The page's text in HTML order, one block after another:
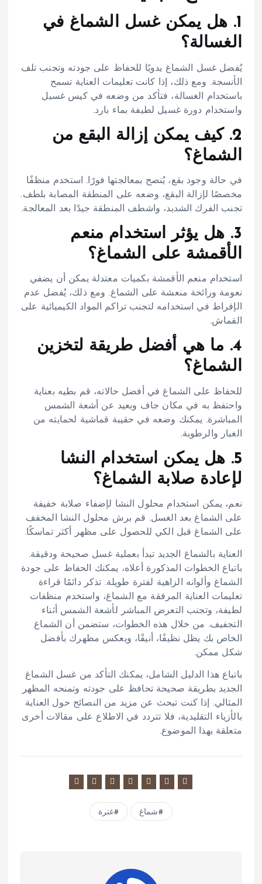
1. هل يمكن غسل الشماغ في
الغسالة؟
يُفضل غسل الشماغ يدويًا للحفاظ على جودته وتجنب تلف
الأنسجة. ومع ذلك، إذا كانت تعليمات العناية تسمح
باستخدام الغسالة، فتأكد من وضعه في كيس غسيل
واستخدام دورة غسيل لطيفة بماء بارد.
2. كيف يمكن إزالة البقع من
الشماغ؟
في حالة وجود بقع، يُنصح بمعالجتها فورًا. استخدم منظفًا
مخصصًا لإزالة البقع، وضعه على المنطقة المصابة بلطف.
تجنب الفرك الشديد، واشطف المنطقة جيدًا بعد المعالجة.
3. هل يؤثر استخدام منعم
الأقمشة على الشماغ؟
استخدام منعم الأقمشة بكميات معتدلة يمكن أن يضفي
نعومة ورائحة منعشة على الشماغ. ومع ذلك، يُفضل عدم
الإفراط في استخدامه لتجنب تراكم المواد الكيميائية على
القماش.
4. ما هي أفضل طريقة لتخزين
الشماغ؟
للحفاظ على الشماغ في أفضل حالاته، قم بطيه بعناية
واحتفظ به في مكان جاف وبعيد عن أشعة الشمس
المباشرة. يمكنك وضعه في حقيبة قماشية لحمايته من
الغبار والرطوبة.
5. هل يمكن استخدام النشا
لإعادة صلابة الشماغ؟
نعم، يمكن استخدام محلول النشا لإضفاء صلابة خفيفة
على الشماغ بعد الغسل. قم برش محلول النشا المخفف
على الشماغ قبل الكي للحصول على مظهر أكثر تماسكًا.
العناية بالشماغ الجديد تبدأ بعملية غسل صحيحة ودقيقة.
باتباع الخطوات المذكورة أعلاه، يمكنك الحفاظ على جودة
الشماغ وألوانه الزاهية لفترة طويلة. تذكر دائمًا قراءة
تعليمات العناية المرفقة مع الشماغ، واستخدم منظفات
لطيفة، وتجنب التعرض المباشر لأشعة الشمس أثناء
التجفيف. من خلال هذه الخطوات، ستضمن أن الشماغ
الخاص بك يظل نظيفًا، أنيقًا، ويعكس مظهرك بأفضل
شكل ممكن.
باتباع هذا الدليل الشامل، يمكنك التأكد من غسل الشماغ
الجديد بطريقة صحيحة تحافظ على جودته وتمنحه المظهر
المثالي. إذا كنت تبحث عن مزيد من النصائح حول العناية
بالأزياء التقليدية، فلا تتردد في الاطلاع على مقالات أخرى
متعلقة بهذا الموضوع.
شماغ غترة